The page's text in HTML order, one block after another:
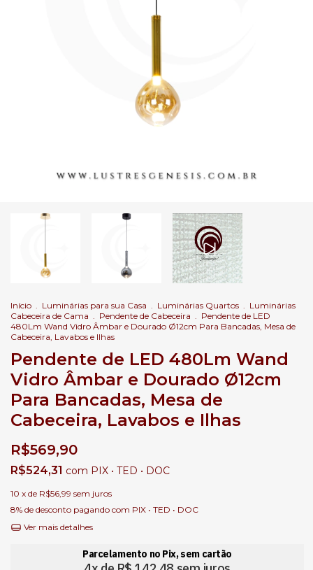
Início . Luminárias para sua Casa . Luminárias Quartos . Luminárias
Cabeceira de Cama . Pendente de Cabeceira . Pendente de LED
480Lm Wand Vidro Âmbar e Dourado Ø12cm Para Bancadas, Mesa de
Cabeceira, Lavabos e Ilhas
Pendente de LED 480Lm Wand
Vidro Âmbar e Dourado Ø12cm
Para Bancadas, Mesa de
Cabeceira, Lavabos e Ilhas
R$569,90
R$524,31 com PIX • TED • DOC
10 x de R$56,99 sem juros
8% de desconto pagando com PIX • TED • DOC
Ver mais detalhes